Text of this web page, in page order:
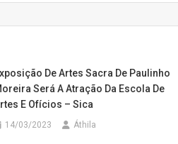
De Artes Sacra De Paulinho
Será A Atração Da Escola De
E Ofícios – Sica
14/03/2023 Áthila